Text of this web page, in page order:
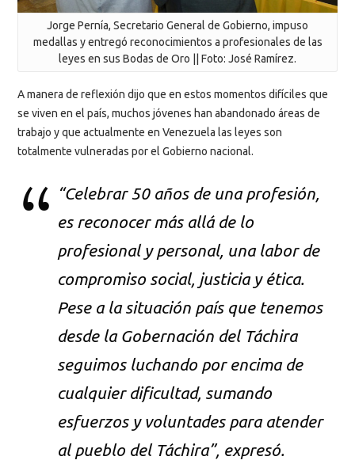
Jorge Pernía, Secretario General de Gobierno, impuso
medallas y entregó reconocimientos a profesionales de las
leyes en sus Bodas de Oro || Foto: José Ramírez.
A manera de reflexión dijo que en estos momentos difíciles que
se viven en el país, muchos jóvenes han abandonado áreas de
trabajo y que actualmente en Venezuela las leyes son
totalmente vulneradas por el Gobierno nacional.
“Celebrar 50 años de una profesión,
es reconocer más allá de lo
profesional y personal, una labor de
compromiso social, justicia y ética.
Pese a la situación país que tenemos
desde la Gobernación del Táchira
seguimos luchando por encima de
cualquier dificultad, sumando
esfuerzos y voluntades para atender
al pueblo del Táchira”, expresó.